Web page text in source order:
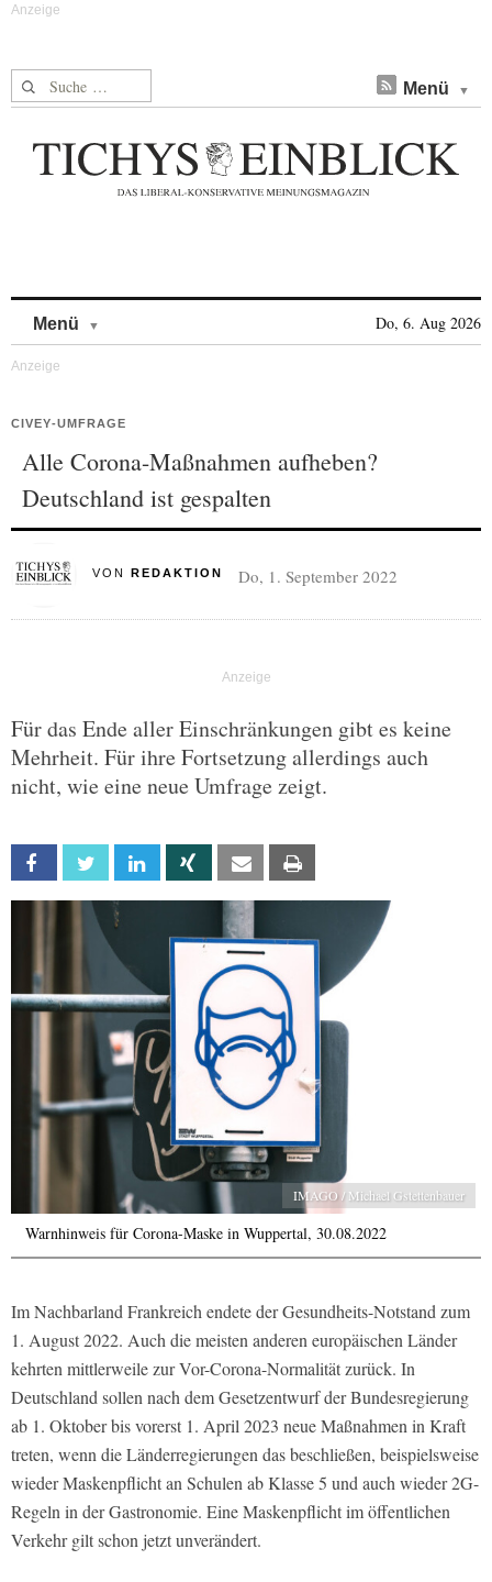
Suche nach: Menü
Menü Do, 6. Aug 2026
CIVEY-UMFRAGE
Alle Corona-Maßnahmen aufheben?
Deutschland ist gespalten
VON REDAKTION Do, 1. September 2022
Für das Ende aller Einschränkungen gibt es keine
Mehrheit. Für ihre Fortsetzung allerdings auch
nicht, wie eine neue Umfrage zeigt.
Facebook Twitter Linkedin Xing Email
IMAGO / Michael Gstettenbauer
Warnhinweis für Corona-Maske in Wuppertal, 30.08.2022
Im Nachbarland Frankreich endete der Gesundheits-Notstand zum
1. August 2022. Auch die meisten anderen europäischen Länder
kehrten mittlerweile zur Vor-Corona-Normalität zurück. In
Deutschland sollen nach dem Gesetzentwurf der Bundesregierung
ab 1. Oktober bis vorerst 1. April 2023 neue Maßnahmen in Kraft
treten, wenn die Länderregierungen das beschließen, beispielsweise
wieder Maskenpflicht an Schulen ab Klasse 5 und auch wieder 2G-
Regeln in der Gastronomie. Eine Maskenpflicht im öffentlichen
Verkehr gilt schon jetzt unverändert.